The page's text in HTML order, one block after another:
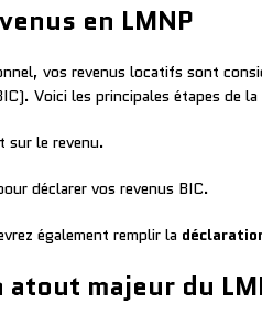
en LMNP
vos revenus locatifs sont
Voici les principales étapes de
sur le revenu.
déclarer vos revenus BIC.
également remplir la
majeur du